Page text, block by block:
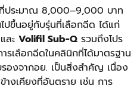
ประมาณ 8,000–9,000 บาท
ปขึ้นอยู่กับรุ่นที่เลือกฉีด ได้แก่
และ Volifil Sub-Q รวมถึงโปร
รเลือกฉีดในคลินิกที่ได้มาตรฐาน
รองจากอย. เป็นสิ่งสำคัญ เนื่อง
างเคียงที่อันตราย เช่น การ